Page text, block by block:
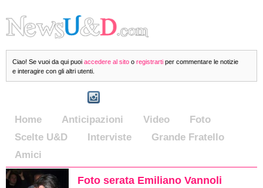
Ciao! Se vuoi da qui puoi accedere al sito o registrarti per commentare le notizie
e interagire con gli altri utenti.
Home Anticipazioni Video
Foto
Scelte U&D
Interviste
Grande Fratello
Amici
Foto serata Emiliano Vannoli